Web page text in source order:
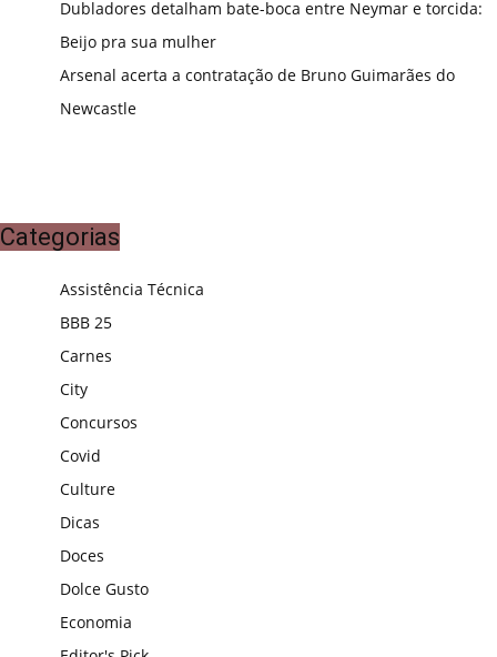
Dubladores detalham bate-boca entre Neymar e torcida:
Beijo pra sua mulher
Arsenal acerta a contratação de Bruno Guimarães do
Newcastle
Categorias
Assistência Técnica
BBB 25
Carnes
City
Concursos
Covid
Culture
Dicas
Doces
Dolce Gusto
Economia